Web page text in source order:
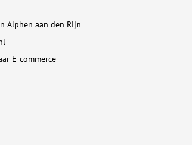
Alphen aan den Rijn
E-commerce